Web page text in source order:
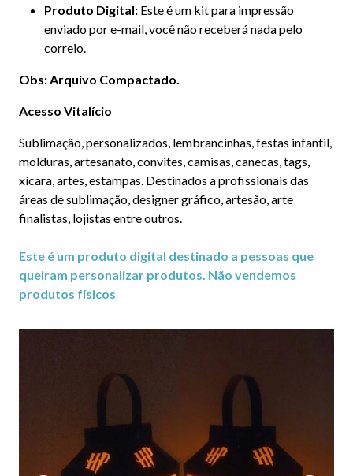
Produto Digital: Este é um kit para impressão
enviado por e-mail, você não receberá nada pelo
correio.
Obs: Arquivo Compactado.
Acesso Vitalício
Sublimação, personalizados, lembrancinhas, festas infantil,
molduras, artesanato, convites, camisas, canecas, tags,
xícara, artes, estampas. Destinados a profissionais das
áreas de sublimação, designer gráfico, artesão, arte
finalistas, lojistas entre outros.
Este é um produto digital destinado a pessoas que
queiram personalizar produtos. Não vendemos
produtos físicos